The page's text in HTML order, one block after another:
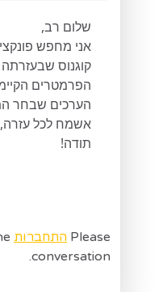
שלום רב,
קוגנוס
הפרמטרים
הערכים שבחר
אשמח לכל עזרה,
תודה!
Please התחברות
conversation.